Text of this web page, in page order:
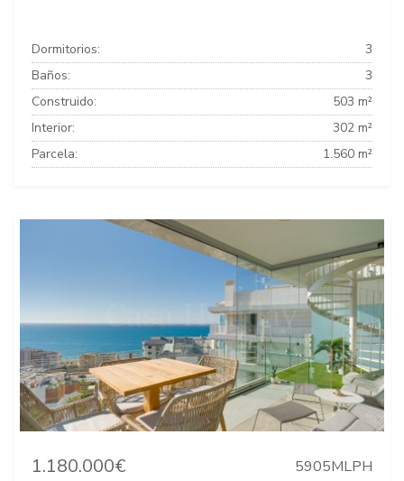
Dormitorios:
3
Baños:
3
Construido:
503 m²
Interior:
302 m²
Parcela:
1.560 m²
1.180.000€ 5905MLPH